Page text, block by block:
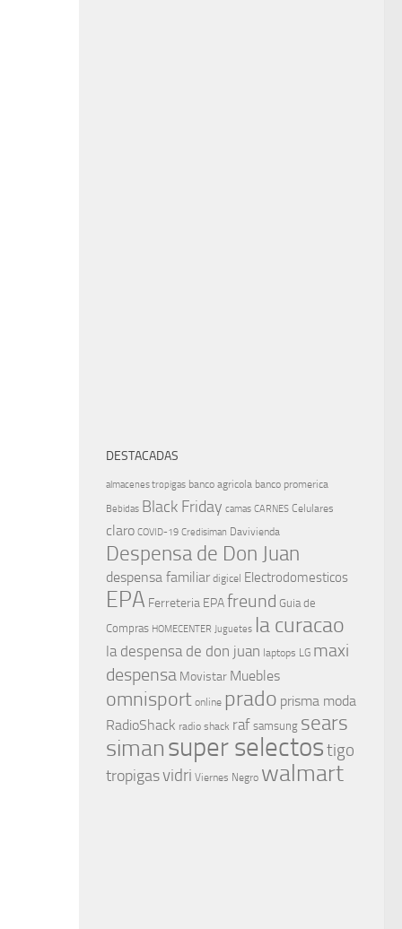
DESTACADAS
almacenes tropigas banco agricola banco promerica
Bebidas Black Friday camas CARNES Celulares
claro COVID-19 Credisiman Davivienda
Despensa de Don Juan
despensa familiar digicel Electrodomesticos
EPA Ferreteria EPAfreund Guia de
Compras HOMECENTER Juguetes la curacao
la despensa de don juan laptops LG maxi
despensa Movistar Muebles
omnisport online prado prisma moda
RadioShack radio shack raf samsung sears
simansuper selectostigo
tropigasvidri Viernes Negro walmart